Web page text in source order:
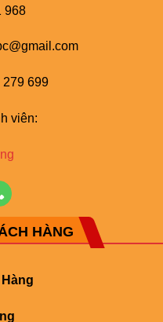
968
279 699
viên:
HÀNG